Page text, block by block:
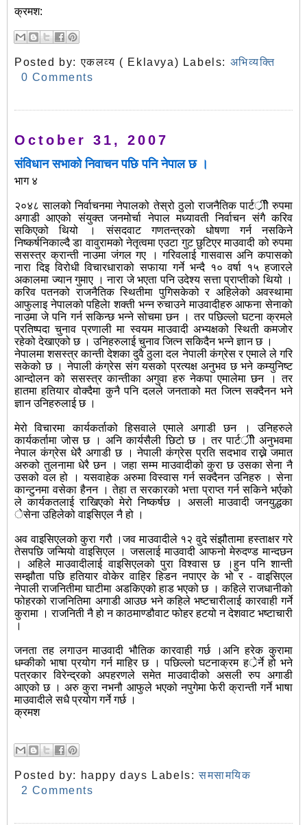
क्रमश:
Posted by:एकलव्य ( Eklavya) Labels: अभिव्यक्ति
0 Comments
October 31, 2007
संविधान सभाको निवाचन पछि पनि नेपाल छ ।
भाग ४
२०४८ सालको निर्वाचनमा नेपालको तेस्रो ठुलो राजनैतिक पार्टर्ीीे रुपमा
अगाडी आएको संयुक्त जनमोर्चा नेपाल मध्यावती निर्वाचन संगै करिव
सकिएको थियो । संसदवाट गणतन्त्रको धोषणा गर्न नसकिने
निष्कर्षनिकाल्दै डा वावुरामको नेतृत्वमा एउटा गुट छुटिएर माउवादी को रुपमा
ससस्त्र क्रान्ती नाउमा जंगल गए । गरिवलाई गासवास अनि कपासको
नारा दिइ विरोधी विचारधाराको सफाया गर्ने भन्दै १० वर्षा १५ हजारले
अकालमा ज्यान गुमाए । नारा जे भएता पनि उदेश्य सत्ता प्राप्तीको थियो ।
करिव पतनको राजनैतिक स्थितीमा पुगिसकेको र अहिलेको अवस्थामा
आफुलाइ नेपालको पहिलेा शक्ती भन्न रुचाउने माउवादीहरु आफना सेनाको
नाउमा जे पनि गर्न सकिन्छ भन्ने सोचमा छन । तर पछिल्लो घटना क्रमले
प्रतिष्पदा चुनाव प्रणाली मा स्वयम माउवादी अभ्यक्षको स्थिती कमजोर
रहेको देखाएको छ । उनिहरुलाई चुनाव जित्न सकिदैन भन्ने ज्ञान छ ।
नेपालमा शसस्त्र कान्ती देशका दुवै ठुला दल नेपाली कंग्रेस र एमाले ले गरि
सकेको छ । नेपाली कंग्रेस संग यसको प्रत्यक्ष अनुभव छ भने कम्युनिष्ट
आन्दोलन को ससस्त्र कान्तीका अगुवा हरु नेकपा एमालेमा छन । तर
हातमा हतियार वोक्दैमा कुनै पनि दलले जनताको मत जित्न सक्दैनन भने
ज्ञान उनिहरुलाई छ ।
मेरो विचारमा कार्यकर्ताको हिसवाले एमाले अगाडी छन । उनिहरुले
कार्यकर्तामा जोस छ । अनि कार्यसैली छिटो छ । तर पार्टर्ीीे अनुभवमा
नेपाल कंग्रेस धेरै अगाडी छ । नेपाली कंग्रेस प्रति सदभाव राख्ने जमात
अरुको तुलनामा धेरै छन । जहा सम्म माउवादीको कुरा छ उसका सेना नै
उसको वल हो । यसवाहेक अरुमा विस्वास गर्न सक्दैनन उनिहरु । सेना
कान्टुनमा वसेका हैनन । तेहा त सरकारको भत्ता प्राप्त गर्न सकिने भर्एको
ले कार्यकतलाई राखिएको मेरो निष्कर्षछ । असली माउवादी जनयुद्धका
ेसेना उहिलेको वाइसिएल नै हो ।
अव वाइसिएलको कुरा गरौ ।जव माउवादीले १२ वुदे संझौतामा हस्ताक्षर गरे
तेसपछि जन्मियो वाइसिएल । जसलाई माउवादी आफनो मेरुदण्ड मान्दछन
। अहिले माउवादीलाई वाइसिएलको पुरा विश्वास छ ।हुन पनि शान्ती
सम्झौता पछि हतियार वोकेर वाहिर हिडन नपाएर के भो र - वाइसिएल
नेपाली राजनितीमा घाटीमा अडकिएको हाड भएको छ । कहिले राजधानीको
फोहरको राजनितिमा अगाडी आउछ भने कहिले भष्टचारीलाई कारवाही गर्ने
कुरामा । राजनिती नै हो न काठमाण्डौवाट फोहर हटयो न देशवाट भष्टाचारी
।
जनता तह लगाउन माउवादी भौतिक कारवाही गर्छ ।अनि हरेक कुरामा
धम्कीको भाषा प्रयोग गर्न माहिर छ । पछिल्लो घटनाक्रम हर्ेर्ने हो भने
पत्रकार विरेन्द्रको अपहरणले समेत माउवादीको असली रुप अगाडी
आएको छ । अरु कुरा नभनौ आफुले भएको नपुगेमा फेरी क्रान्ती गर्ने भाषा
माउवादीले सधै प्रयोग गर्ने गर्छ ।
क्रमश
Posted by: happy days Labels:समसामयिक
2 Comments